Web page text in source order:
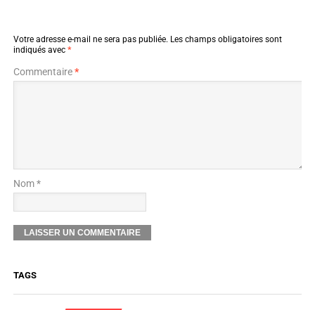
Votre adresse e-mail ne sera pas publiée. Les champs obligatoires sont
indiqués avec *
Commentaire*
Nom *
TAGS